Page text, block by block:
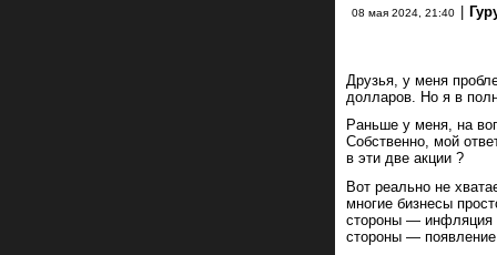
08 мая 2024, 21:40
Друзья, у меня
долларов. Но я в
Раньше у меня, на
Собственно, мой
в эти две акции ?
Вот реально не
многие бизнесы
стороны — инфляция
стороны —